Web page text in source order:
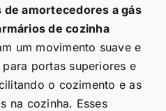
de amortecedores a gás
de cozinha
um movimento suave e
portas superiores e
o cozimento e as
na cozinha. Esses